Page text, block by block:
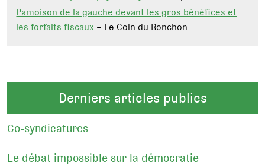
Pamoison de la gauche devant les gros bénéfices et
les forfaits fiscaux – Le Coin du Ronchon
Derniers articles publics
Co-syndicatures
Le débat impossible sur la démocratie